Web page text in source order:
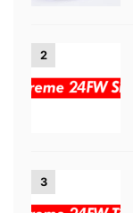
2
3